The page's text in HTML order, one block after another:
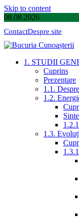
Skip to content
08.08.2026
ContactDespre site
1. STUDII
Cuprins
Prezentare
1.1.
1.2.
1.3.